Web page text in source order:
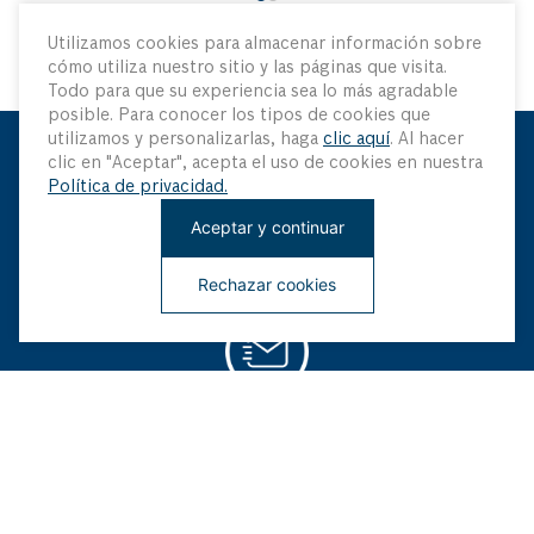
Utilizamos cookies para almacenar información sobre
cómo utiliza nuestro sitio y las páginas que visita.
Todo para que su experiencia sea lo más agradable
posible. Para conocer los tipos de cookies que
utilizamos y personalizarlas, haga clic aquí. Al hacer
clic en "Aceptar", acepta el uso de cookies en nuestra
Política de privacidad.
Rechazar cookies
Aceptar y continuar
Mantenme Actualizado
Sé el primero en saber sobre nuestras últimas innovaciones
y ofertas especiales